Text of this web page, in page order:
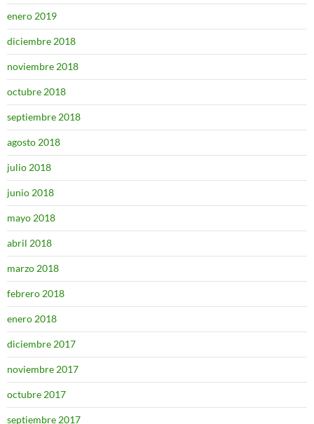
enero 2019
diciembre 2018
noviembre 2018
octubre 2018
septiembre 2018
agosto 2018
julio 2018
junio 2018
mayo 2018
abril 2018
marzo 2018
febrero 2018
enero 2018
diciembre 2017
noviembre 2017
octubre 2017
septiembre 2017